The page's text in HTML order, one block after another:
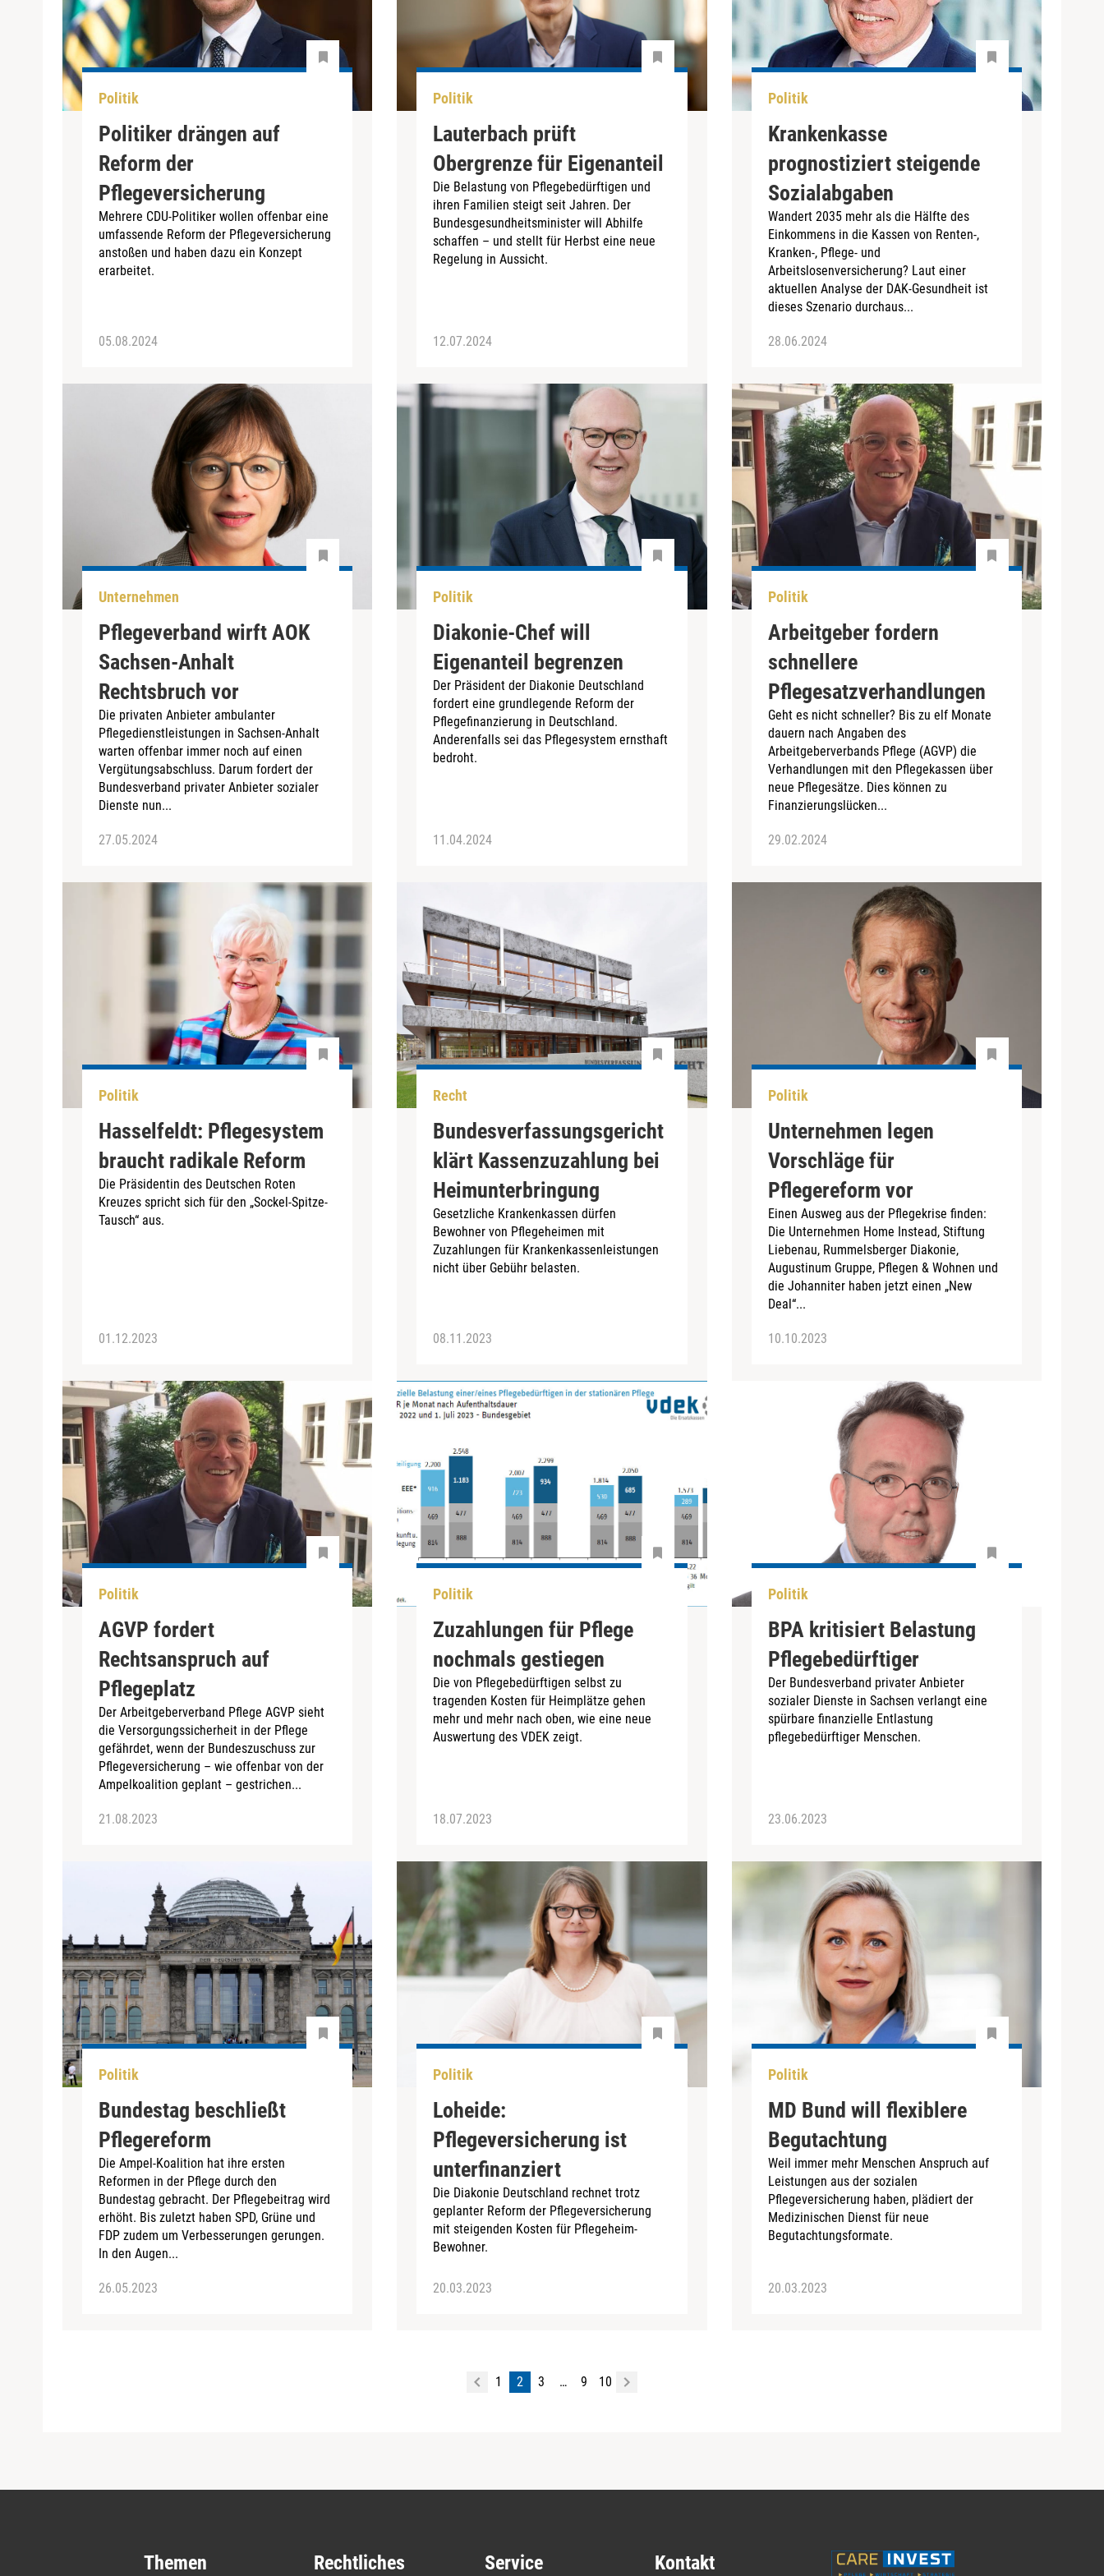
Politik
Politiker drängen auf
Reform der
Pflegeversicherung
Mehrere CDU-Politiker wollen offenbar eine
umfassende Reform der Pflegeversicherung
anstoßen und haben dazu ein Konzept
erarbeitet.
05.08.2024
Politik
Lauterbach prüft
Obergrenze für Eigenanteil
Die Belastung von Pflegebedürftigen und
ihren Familien steigt seit Jahren. Der
Bundesgesundheitsminister will Abhilfe
schaffen – und stellt für Herbst eine neue
Regelung in Aussicht.
12.07.2024
Politik
Krankenkasse
prognostiziert steigende
Sozialabgaben
Wandert 2035 mehr als die Hälfte des
Einkommens in die Kassen von Renten-,
Kranken-, Pflege- und
Arbeitslosenversicherung? Laut einer
aktuellen Analyse der DAK-Gesundheit ist
dieses Szenario durchaus...
28.06.2024
Unternehmen
Pflegeverband wirft AOK
Sachsen-Anhalt
Rechtsbruch vor
Die privaten Anbieter ambulanter
Pflegedienstleistungen in Sachsen-Anhalt
warten offenbar immer noch auf einen
Vergütungsabschluss. Darum fordert der
Bundesverband privater Anbieter sozialer
Dienste nun...
27.05.2024
Politik
Diakonie-Chef will
Eigenanteil begrenzen
Der Präsident der Diakonie Deutschland
fordert eine grundlegende Reform der
Pflegefinanzierung in Deutschland.
Anderenfalls sei das Pflegesystem ernsthaft
bedroht.
11.04.2024
Politik
Arbeitgeber fordern
schnellere
Pflegesatzverhandlungen
Geht es nicht schneller? Bis zu elf Monate
dauern nach Angaben des
Arbeitgeberverbands Pflege (AGVP) die
Verhandlungen mit den Pflegekassen über
neue Pflegesätze. Dies können zu
Finanzierungslücken...
29.02.2024
Politik
Hasselfeldt: Pflegesystem
braucht radikale Reform
Die Präsidentin des Deutschen Roten
Kreuzes spricht sich für den „Sockel-Spitze-
Tausch“ aus.
01.12.2023
Recht
Bundesverfassungsgericht
klärt Kassenzuzahlung bei
Heimunterbringung
Gesetzliche Krankenkassen dürfen
Bewohner von Pflegeheimen mit
Zuzahlungen für Krankenkassenleistungen
nicht über Gebühr belasten.
08.11.2023
Politik
Unternehmen legen
Vorschläge für
Pflegereform vor
Einen Ausweg aus der Pflegekrise finden:
Die Unternehmen Home Instead, Stiftung
Liebenau, Rummelsberger Diakonie,
Augustinum Gruppe, Pflegen & Wohnen und
die Johanniter haben jetzt einen „New
Deal“...
10.10.2023
Politik
AGVP fordert
Rechtsanspruch auf
Pflegeplatz
Der Arbeitgeberverband Pflege AGVP sieht
die Versorgungssicherheit in der Pflege
gefährdet, wenn der Bundeszuschuss zur
Pflegeversicherung – wie offenbar von der
Ampelkoalition geplant – gestrichen...
21.08.2023
Politik
Zuzahlungen für Pflege
nochmals gestiegen
Die von Pflegebedürftigen selbst zu
tragenden Kosten für Heimplätze gehen
mehr und mehr nach oben, wie eine neue
Auswertung des VDEK zeigt.
18.07.2023
Politik
BPA kritisiert Belastung
Pflegebedürftiger
Der Bundesverband privater Anbieter
sozialer Dienste in Sachsen verlangt eine
spürbare finanzielle Entlastung
pflegebedürftiger Menschen.
23.06.2023
Politik
Bundestag beschließt
Pflegereform
Die Ampel-Koalition hat ihre ersten
Reformen in der Pflege durch den
Bundestag gebracht. Der Pflegebeitrag wird
erhöht. Bis zuletzt haben SPD, Grüne und
FDP zudem um Verbesserungen gerungen.
In den Augen...
26.05.2023
Politik
Loheide:
Pflegeversicherung ist
unterfinanziert
Die Diakonie Deutschland rechnet trotz
geplanter Reform der Pflegeversicherung
mit steigenden Kosten für Pflegeheim-
Bewohner.
20.03.2023
Politik
MD Bund will flexiblere
Begutachtung
Weil immer mehr Menschen Anspruch auf
Leistungen aus der sozialen
Pflegeversicherung haben, plädiert der
Medizinischen Dienst für neue
Begutachtungsformate.
20.03.2023
1 2 3 … 9 10
Themen Rechtliches Service Kontakt